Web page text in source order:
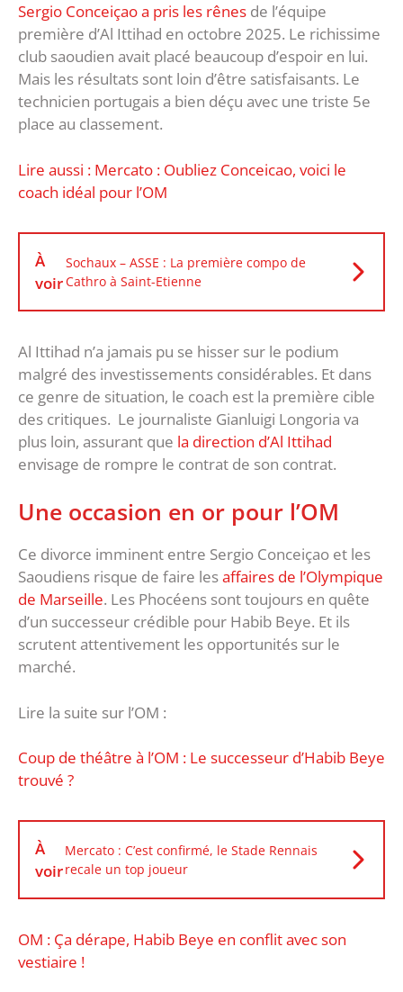
Sergio Conceiçao a pris les rênes de l’équipe
première d’Al Ittihad en octobre 2025. Le richissime
club saoudien avait placé beaucoup d’espoir en lui.
Mais les résultats sont loin d’être satisfaisants. Le
technicien portugais a bien déçu avec une triste 5e
place au classement.
Lire aussi : Mercato : Oubliez Conceicao, voici le
coach idéal pour l’OM
À
voir
Sochaux – ASSE : La première compo de
Cathro à Saint-Etienne
Al Ittihad n’a jamais pu se hisser sur le podium
malgré des investissements considérables. Et dans
ce genre de situation, le coach est la première cible
des critiques. Le journaliste Gianluigi Longoria va
plus loin, assurant que la direction d’Al Ittihad
envisage de rompre le contrat de son contrat.
Une occasion en or pour l’OM
Ce divorce imminent entre Sergio Conceiçao et les
Saoudiens risque de faire lesaffaires de l’Olympique
de Marseille. Les Phocéens sont toujours en quête
d’un successeur crédible pour Habib Beye. Et ils
scrutent attentivement les opportunités sur le
marché.
Lire la suite sur l’OM :
Coup de théâtre à l’OM : Le successeur d’Habib Beye
trouvé ?
À
voir
Mercato : C’est confirmé, le Stade Rennais
recale un top joueur
OM : Ça dérape, Habib Beye en conflit avec son
vestiaire !